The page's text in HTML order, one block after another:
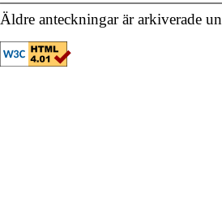
Äldre anteckningar är arkiverade